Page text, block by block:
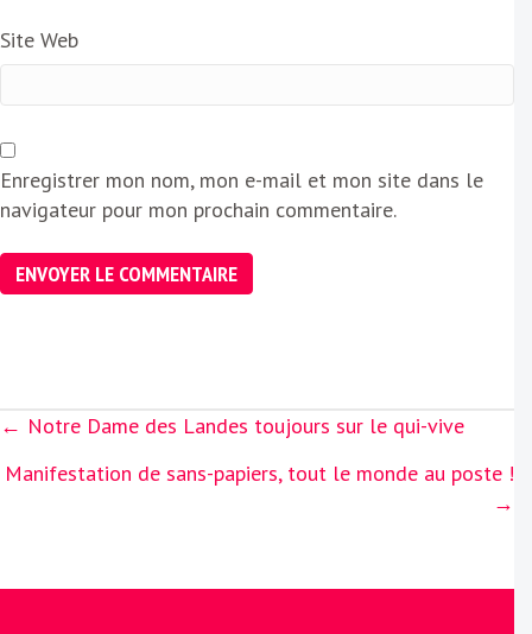
Site Web
Enregistrer mon nom, mon e-mail et mon site dans le
navigateur pour mon prochain commentaire.
Posts
← Notre Dame des Landes toujours sur le qui-vive
Manifestation de sans-papiers, tout le monde au poste !
→